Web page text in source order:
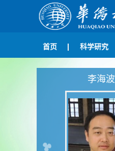
首页 科学研究
李海波